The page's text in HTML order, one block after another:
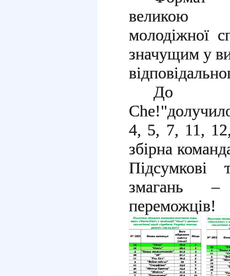
великою
молодіжної
значущим у
До
4, 5, 7, 11,
збірна
Підсумкові
змагань –
переможців!